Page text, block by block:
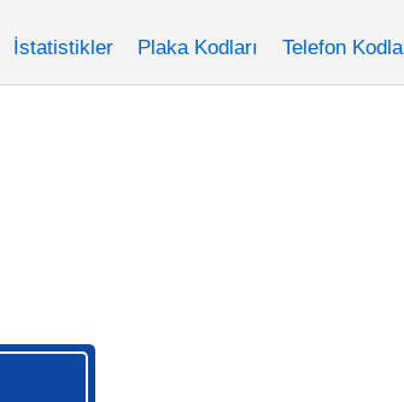
İstatistikler Plaka Kodları Telefon